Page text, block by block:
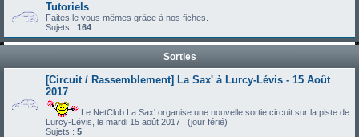
Tutoriels
Faites le vous mêmes grâce à nos fiches.
Sujets : 164
Sorties
[Circuit / Rassemblement] La Sax' à Lurcy-Lévis - 15 Août
2017
Le NetClub La Sax' organise une nouvelle sortie circuit sur la piste de
Lurcy-Lévis, le mardi 15 août 2017 ! (jour férié)
Sujets : 5